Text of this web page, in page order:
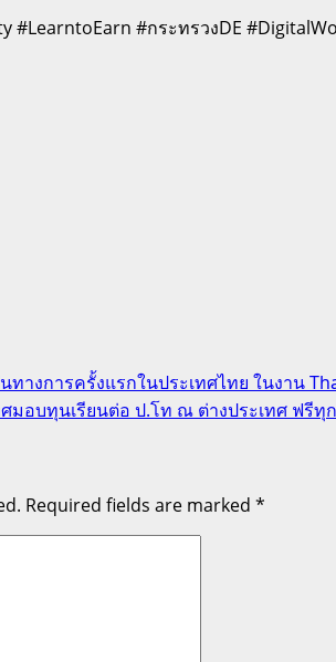
#LearntoEarn #กระทรวงDE
นทางการครั้งแรกในประเทศไทย ในงาน
มอบทุนเรียนต่อ ป.โท ณ ต่างประเทศ ฟรี
Required fields are marked *